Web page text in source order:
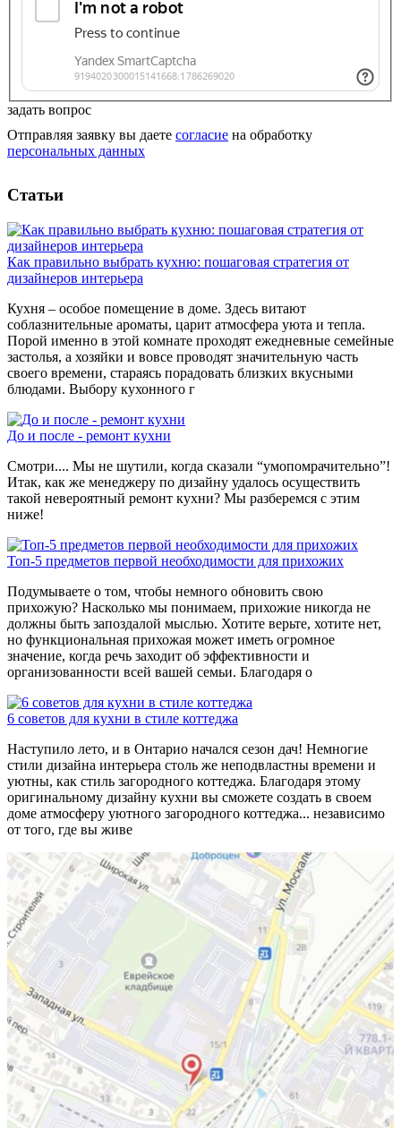
задать вопрос
Отправляя заявку вы даете согласие на обработку
персональных данных
Статьи
Как правильно выбрать кухню: пошаговая стратегия от
дизайнеров интерьера
Кухня – особое помещение в доме. Здесь витают
соблазнительные ароматы, царит атмосфера уюта и тепла.
Порой именно в этой комнате проходят ежедневные семейные
застолья, а хозяйки и вовсе проводят значительную часть
своего времени, стараясь порадовать близких вкусными
блюдами. Выбору кухонного г
До и после - ремонт кухни
Смотри.... Мы не шутили, когда сказали “умопомрачительно”!
Итак, как же менеджеру по дизайну удалось осуществить
такой невероятный ремонт кухни? Мы разберемся с этим
ниже!
Топ-5 предметов первой необходимости для прихожих
Подумываете о том, чтобы немного обновить свою
прихожую? Насколько мы понимаем, прихожие никогда не
должны быть запоздалой мыслью. Хотите верьте, хотите нет,
но функциональная прихожая может иметь огромное
значение, когда речь заходит об эффективности и
организованности всей вашей семьи. Благодаря о
6 советов для кухни в стиле коттеджа
Наступило лето, и в Онтарио начался сезон дач! Немногие
стили дизайна интерьера столь же неподвластны времени и
уютны, как стиль загородного коттеджа. Благодаря этому
оригинальному дизайну кухни вы сможете создать в своем
доме атмосферу уютного загородного коттеджа... независимо
от того, где вы живе